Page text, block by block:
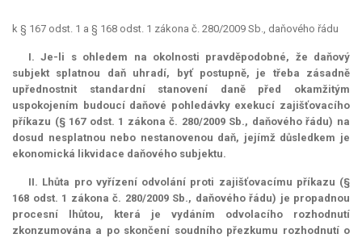
k § 167 odst. 1 a § 168 odst. 1 zákona č. 280/2009 Sb., daňového řádu
I. Je-li s ohledem na okolnosti pravděpodobné, že daňový
subjekt splatnou daň uhradí, byť postupně, je třeba zásadně
upřednostnit standardní stanovení daně před okamžitým
uspokojením budoucí daňové pohledávky exekucí zajišťovacího
příkazu (§ 167 odst. 1 zákona č. 280/2009 Sb., daňového řádu) na
dosud nesplatnou nebo nestanovenou daň, jejímž důsledkem je
ekonomická likvidace daňového subjektu.
II. Lhůta pro vyřízení odvolání proti zajišťovacímu příkazu (§
168 odst. 1 zákona č. 280/2009 Sb., daňového řádu) je propadnou
procesní lhůtou, která je vydáním odvolacího rozhodnutí
zkonzumována a po skončení soudního přezkumu rozhodnutí o